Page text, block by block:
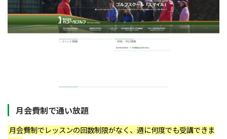
月会費制で通い放題
月会費制でレッスンの回数制限がなく、週に何度でも受講できま